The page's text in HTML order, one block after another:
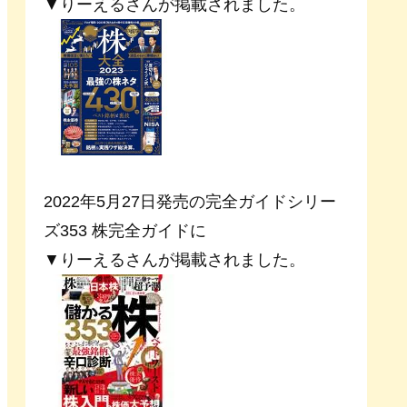
▼りーえるさんが掲載されました。
2022年5月27日発売の完全ガイドシリー
ズ353 株完全ガイドに
▼りーえるさんが掲載されました。